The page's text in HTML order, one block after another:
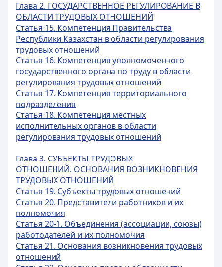
Глава 2. ГОСУДАРСТВЕННОЕ РЕГУЛИРОВАНИЕ В
ОБЛАСТИ ТРУДОВЫХ ОТНОШЕНИЙ
Статья 15. Компетенция Правительства
Республики Казахстан в области регулирования
трудовых отношений
Статья 16. Компетенция уполномоченного
государственного органа по труду в области
регулирования трудовых отношений
Статья 17. Компетенция территориального
подразделения
Статья 18. Компетенция местных
исполнительных органов в области
регулирования трудовых отношений
Глава 3. СУБЪЕКТЫ ТРУДОВЫХ
ОТНОШЕНИЙ. ОСНОВАНИЯ ВОЗНИКНОВЕНИЯ
ТРУДОВЫХ ОТНОШЕНИЙ
Статья 19. Субъекты трудовых отношений
Статья 20. Представители работников и их
полномочия
Статья 20-1. Объединения (ассоциации, союзы)
работодателей и их полномочия
Статья 21. Основания возникновения трудовых
отношений